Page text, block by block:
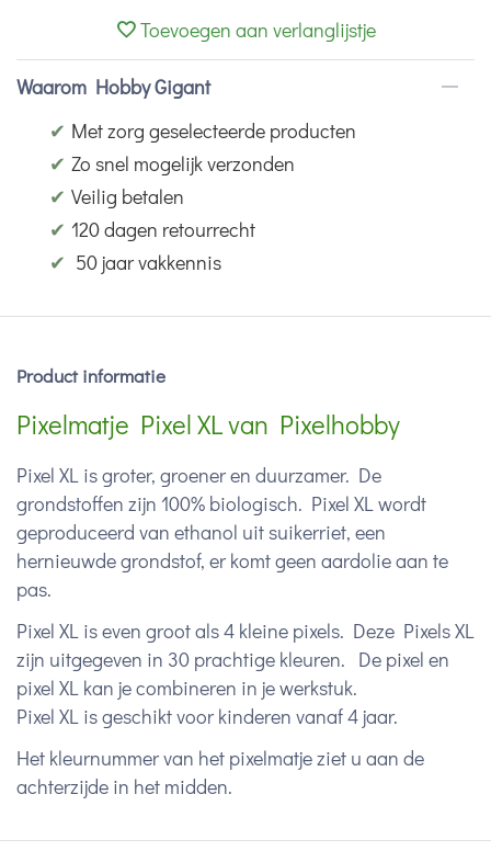
Toevoegen aan verlanglijstje
Waarom Hobby Gigant
✔ Met zorg geselecteerde producten
✔ Zo snel mogelijk verzonden
✔ Veilig betalen
✔ 120 dagen retourrecht
✔ 50 jaar vakkennis
Product informatie
Pixelmatje Pixel XL van Pixelhobby
Pixel XL is groter, groener en duurzamer. De
grondstoffen zijn 100% biologisch. Pixel XL wordt
geproduceerd van ethanol uit suikerriet, een
hernieuwde grondstof, er komt geen aardolie aan te
pas.
Pixel XL is even groot als 4 kleine pixels. Deze Pixels XL
zijn uitgegeven in 30 prachtige kleuren. De pixel en
pixel XL kan je combineren in je werkstuk.
Pixel XL is geschikt voor kinderen vanaf 4 jaar.
Het kleurnummer van het pixelmatje ziet u aan de
achterzijde in het midden.